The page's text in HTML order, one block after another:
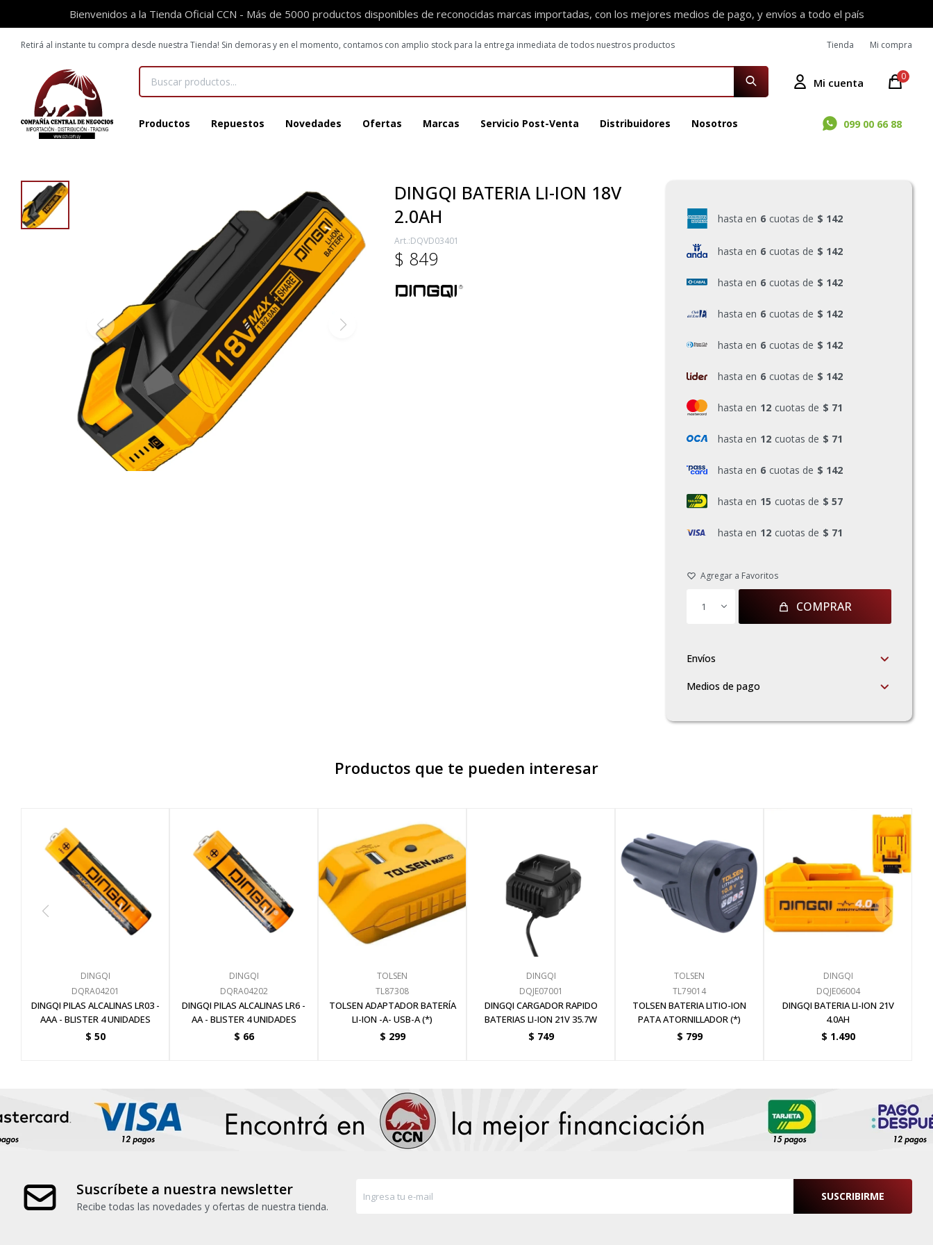
Bienvenidos a la Tienda Oficial CCN - Más de 5000 productos disponibles de reconocidas marcas importadas, con los mejores medios de pago, y envíos a todo el país
Productos Repuestos Novedades Ofertas Marcas Servicio Post-Venta Distribuidores Nosotros 099 00 66 88
0
Retirá al instante tu compra desde nuestra Tienda! Sin demoras y en el momento, contamos con amplio stock para la entrega inmediata de todos nuestros productos Tienda Mi compra
DINGQI BATERIA LI-ION 18V
2.0AH
DQVD03401
$ 849
hasta en 6 cuotas de $ 142
hasta en 6 cuotas de $ 142
hasta en 6 cuotas de $ 142
hasta en 6 cuotas de $ 142
hasta en 6 cuotas de $ 142
hasta en 6 cuotas de $ 142
hasta en 12 cuotas de $ 71
hasta en 12 cuotas de $ 71
hasta en 6 cuotas de $ 142
hasta en 15 cuotas de $ 57
hasta en 12 cuotas de $ 71
1 COMPRAR
Envíos
Medios de pago
Productos que te pueden interesar
DINGQI
DQRA04201
DINGQI PILAS ALCALINAS LR03 -
AAA - BLISTER 4 UNIDADES
$ 50
DINGQI
DQRA04202
DINGQI PILAS ALCALINAS LR6 -
AA - BLISTER 4 UNIDADES
$ 66
TOLSEN
TL87308
TOLSEN ADAPTADOR BATERÍA
LI-ION -A- USB-A (*)
$ 299
DINGQI
DQJE07001
DINGQI CARGADOR RAPIDO
BATERIAS LI-ION 21V 35.7W
$ 749
TOLSEN
TL79014
TOLSEN BATERIA LITIO-ION
PATA ATORNILLADOR (*)
$ 799
DINGQI
DQJE06004
DINGQI BATERIA LI-ION 21V
4.0AH
$ 1.490
Suscríbete a nuestra newsletter
Recibe todas las novedades y ofertas de nuestra tienda.
SUSCRIBIRME